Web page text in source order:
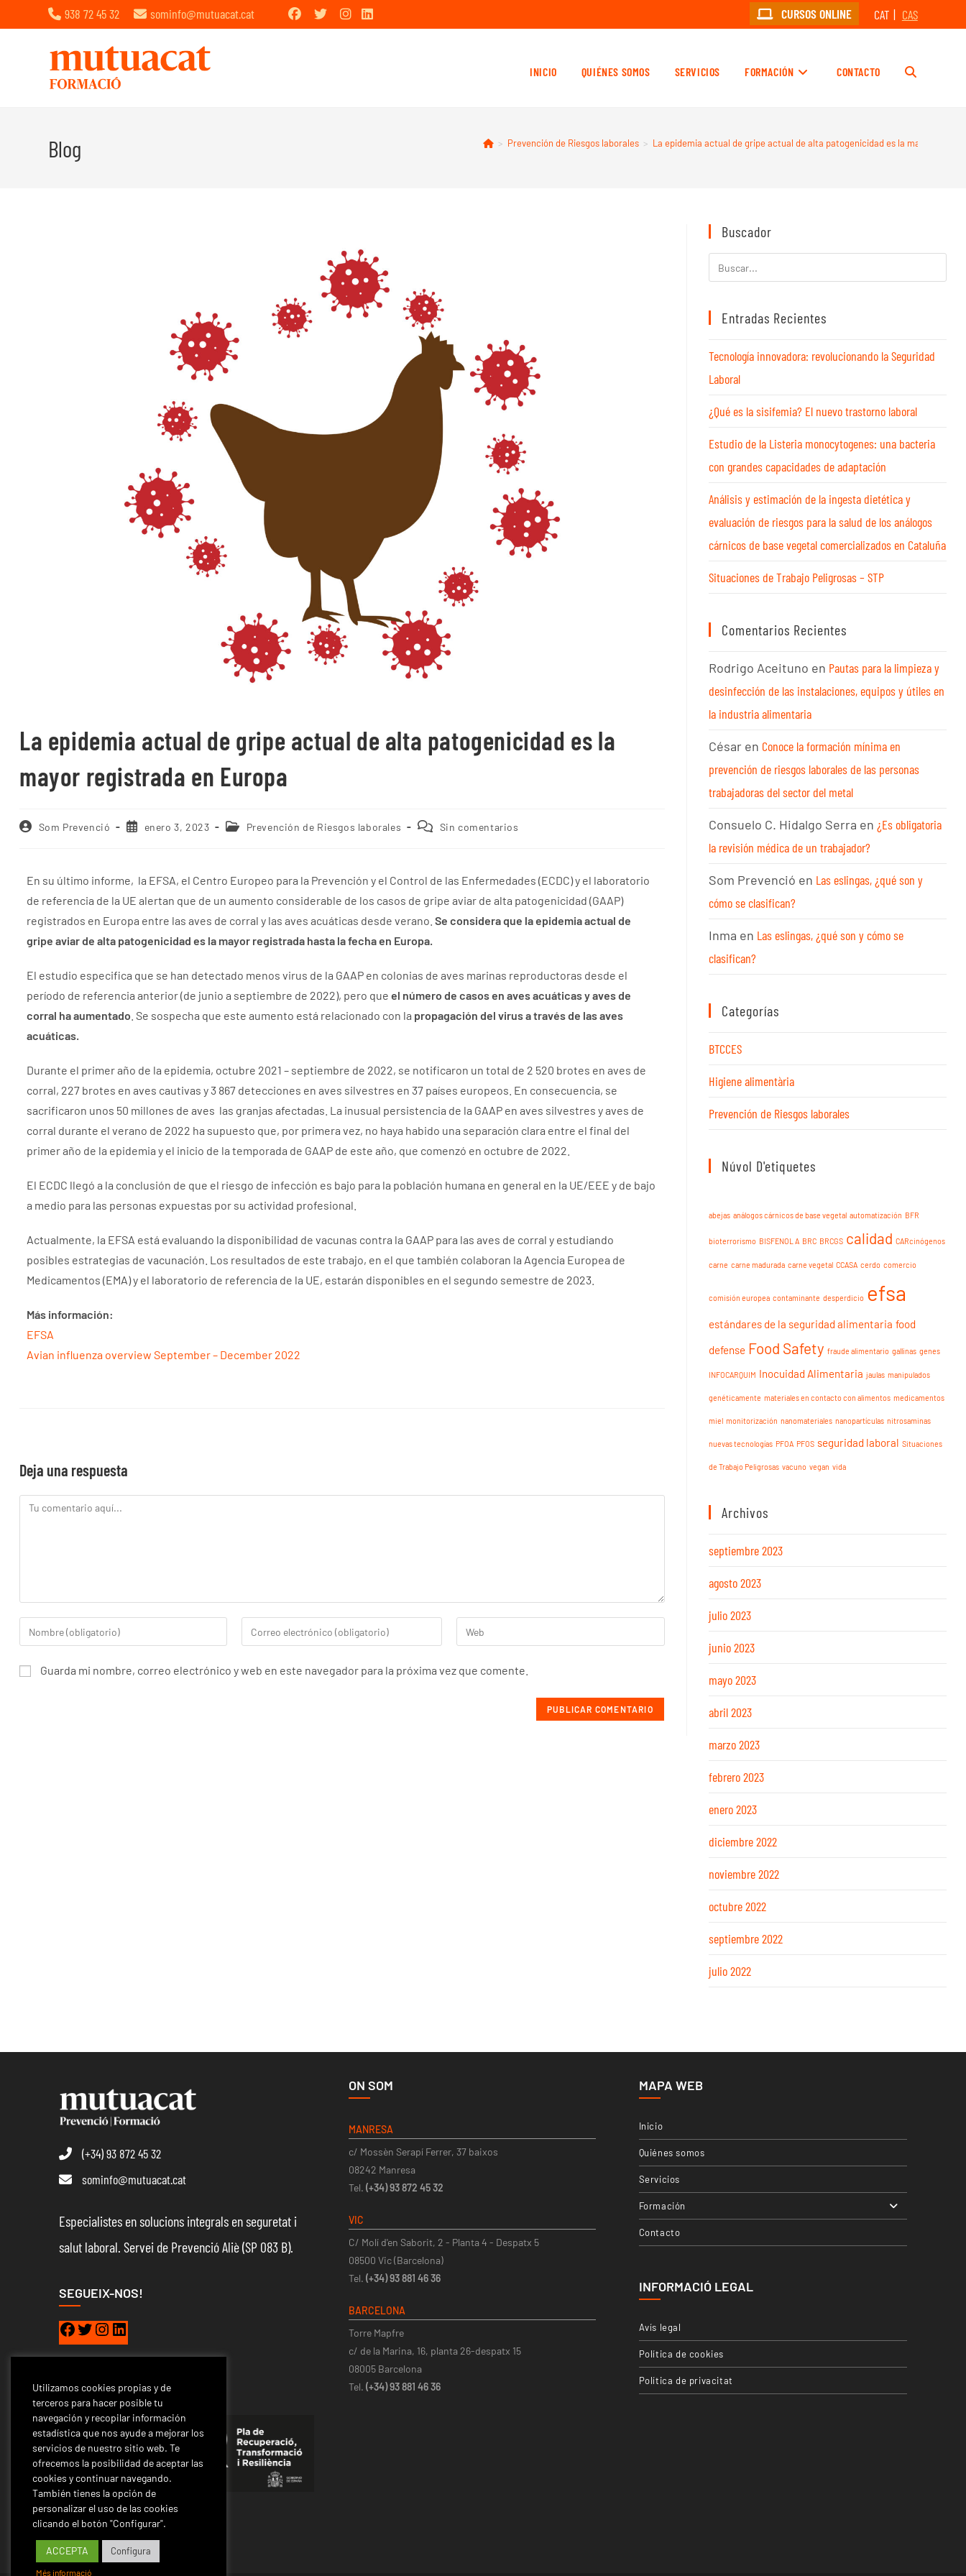
938 72 45 32 sominfo@mutuacat.cat CAT CAS
CURSOS ONLINE
INICIO QUIÉNES SOMOS SERVICIOS FORMACIÓN CONTACTO
Blog > Prevención de Riesgos laborales > La epidemia actual de gripe actual de alta patogenicidad es la mayor
La epidemia actual de gripe actual de alta patogenicidad es la
mayor registrada en Europa
Som Prevenció enero 3, 2023 Prevención de Riesgos laborales Sin comentarios
En su último informe, la EFSA, el Centro Europeo para la Prevención y el Control de las Enfermedades (ECDC) y el laboratorio
de referencia de la UE alertan que de un aumento considerable de los casos de gripe aviar de alta patogenicidad (GAAP)
registrados en Europa entre las aves de corral y las aves acuáticas desde verano. Se considera que laepidemia actual de
gripe aviar de alta patogenicidad es la mayor registrada hasta la fecha en Europa.
El estudio especifica que se han detectado menos virus de la GAAP en colonias de aves marinas reproductoras desde el
período de referencia anterior (de junio a septiembre de 2022), pero que el número de casos en aves acuáticas y aves de
corral ha aumentado . Se sospecha que este aumento está relacionado con la propagación del virus a través de las aves
acuáticas.
Durante el primer año de la epidemia, octubre 2021 – septiembre de 2022, se notificaron un total de 2 520 brotes en aves de
corral, 227 brotes en aves cautivas y 3 867 detecciones en aves silvestres en 37 países europeos. En consecuencia, se
sacrificaron unos 50 millones de aves las granjas afectadas . La inusual persistencia de la GAAP en aves silvestres y aves de
corral durante el verano de 2022 ha supuesto que, por primera vez, no haya habido una separación clara entre el final del
primer año de la epidemia y el inicio de la temporada de GAAP de este año, que comenzó en octubre de 2022.
El ECDC llegó a la conclusión de que el riesgo de infección es bajo para la población humana en general en la UE/EEE y de bajo
a medio para las personas expuestas por su actividad profesional.
Actualmente, la EFSA está evaluando la disponibilidad de vacunas contra la GAAP para las aves de corral y estudiando
posibles estrategias de vacunación. Los resultados de este trabajo, en el que también colaboran la Agencia Europea de
Medicamentos (EMA) y el laboratorio de referencia de la UE, estarán disponibles en el segundo semestre de 2023.
Más información:
EFSA
Avian influenza overview September – December 2022
Deja una respuesta
Guarda mi nombre, correo electrónico y web en este navegador para la próxima vez que comente.
Buscador
Entradas Recientes
Tecnología innovadora: revolucionando la Seguridad
Laboral
¿Qué es la sisifemia? El nuevo trastorno laboral
Estudio de la Listeria monocytogenes: una bacteria
con grandes capacidades de adaptación
Análisis y estimación de la ingesta dietética y
evaluación de riesgos para la salud de los análogos
cárnicos de base vegetal comercializados en Cataluña
Situaciones de Trabajo Peligrosas – STP
Comentarios Recientes
Rodrigo Aceituno en Pautas para la limpieza y
desinfección de las instalaciones, equipos y útiles en
la industria alimentaria
Césaren Conoce la formación mínima en
prevención de riesgos laborales de las personas
trabajadoras del sector del metal
Consuelo C. Hidalgo Serra en ¿Es obligatoria
la revisión médica de un trabajador?
Som Prevenció en Las eslingas, ¿qué son y
cómo se clasifican?
Inma en Las eslingas, ¿qué son y cómo se
clasifican?
Categorías
BTCCES
Higiene alimentària
Prevención de Riesgos laborales
Núvol D'etiquetes
abejas análogos cárnicos de base vegetal automatización BFR
bioterrorismo BISFENOL A BRC BRCGS calidad CARcinógenos
carne carne madurada carne vegetal CCASA cerdo comercio
comisión europea contaminante desperdicio efsa
estándares de la seguridad alimentaria food
defense Food Safety fraude alimentario gallinas genes
INFOCARQUIM Inocuidad Alimentaria jaulas manipulados
genéticamente materiales en contacto con alimentos medicamentos
miel monitorización nanomateriales nanopartículas nitrosaminas
nuevas tecnologías PFOA PFOS seguridad laboral Situaciones
de Trabajo Peligrosas vacuno vegan vida
Archivos
septiembre 2023
agosto 2023
julio 2023
junio 2023
mayo 2023
abril 2023
marzo 2023
febrero 2023
enero 2023
diciembre 2022
noviembre 2022
octubre 2022
septiembre 2022
julio 2022
(+34) 93 872 45 32
sominfo@mutuacat.cat
Especialistes en solucions integrals en seguretat i
salut laboral. Servei de Prevenció Aliè (SP 083 B).
SEGUEIX-NOS!
ON SOM
MANRESA
c/ Mossèn Serapí Ferrer, 37 baixos
08242 Manresa
Tel.(+34) 93 872 45 32
VIC
C/ Molí d'en Saborit, 2 - Planta 4 - Despatx 5
08500 Vic (Barcelona)
Tel.(+34) 93 881 46 36
BARCELONA
Torre Mapfre
c/ de la Marina, 16, planta 26-despatx 15
08005 Barcelona
Tel.(+34) 93 881 46 36
MAPA WEB
Inicio
Quiénes somos
Servicios
Formación
Contacto
INFORMACIÓ LEGAL
Avís legal
Política de cookies
Política de privacitat
Utilizamos cookies propias y de
terceros para hacer posible tu
navegación y recopilar información
estadística que nos ayude a mejorar los
servicios de nuestro sitio web. Te
ofrecemos la posibilidad de aceptar las
cookies y continuar navegando.
También tienes la opción de
personalizar el uso de las cookies
clicando el botón "Configurar".
ACCEPTA Configura
Més informació